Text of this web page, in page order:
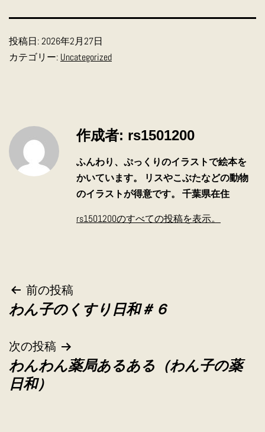
投稿日:2026年2月27日
カテゴリー: Uncategorized
作成者: rs1501200
ふんわり、ぷっくりのイラストで絵本を
かいています。 リスやこぶたなどの動物
のイラストが得意です。 千葉県在住
rs1501200のすべての投稿を表示。
投
稿
ナ
ビ
前の投稿
わん子のくすり日和＃６
次の投稿
わんわん薬局あるある（わん子の薬
日和）